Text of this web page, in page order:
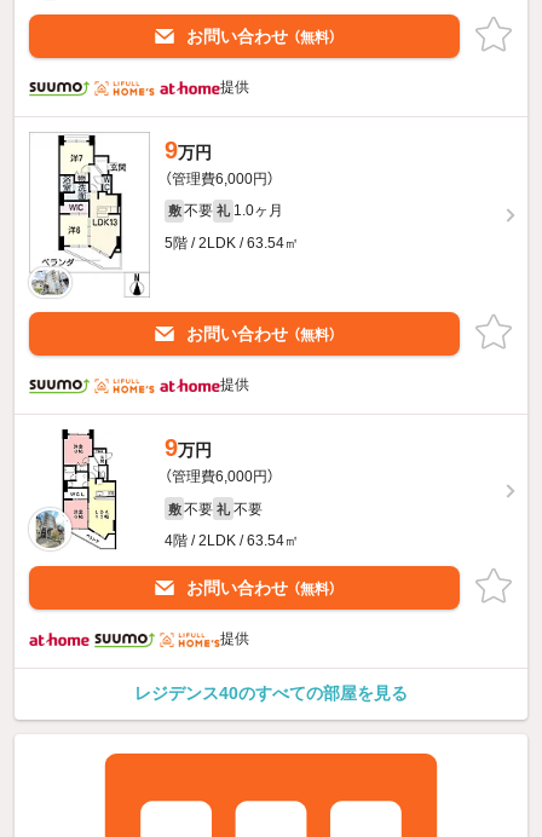
お問い合わせ （無料）
提供
9万円
（管理費6,000円）
敷 不要 礼 1.0ヶ月
5階 / 2LDK / 63.54㎡
お問い合わせ （無料）
提供
9万円
（管理費6,000円）
敷 不要 礼 不要
4階 / 2LDK / 63.54㎡
お問い合わせ （無料）
提供
レジデンス40のすべての部屋を見る